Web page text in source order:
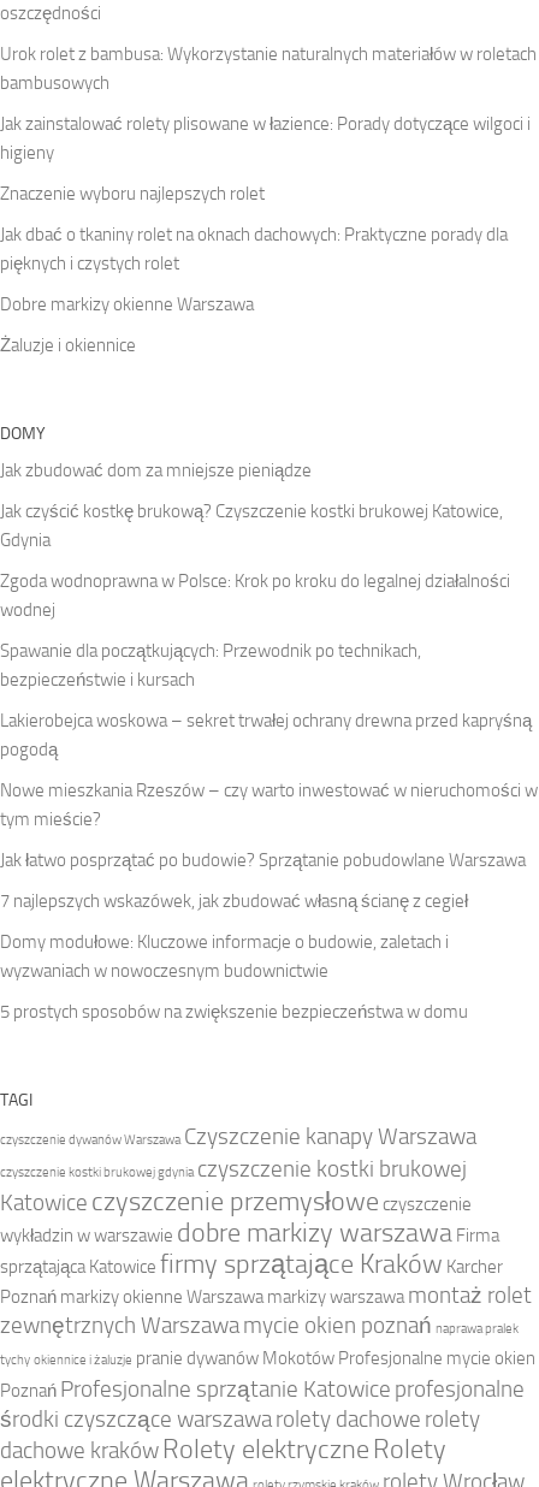
oszczędności
Urok rolet z bambusa: Wykorzystanie naturalnych materiałów w roletach
bambusowych
Jak zainstalować rolety plisowane w łazience: Porady dotyczące wilgoci i
higieny
Znaczenie wyboru najlepszych rolet
Jak dbać o tkaniny rolet na oknach dachowych: Praktyczne porady dla
pięknych i czystych rolet
Dobre markizy okienne Warszawa
Żaluzje i okiennice
DOMY
Jak zbudować dom za mniejsze pieniądze
Jak czyścić kostkę brukową? Czyszczenie kostki brukowej Katowice,
Gdynia
Zgoda wodnoprawna w Polsce: Krok po kroku do legalnej działalności
wodnej
Spawanie dla początkujących: Przewodnik po technikach,
bezpieczeństwie i kursach
Lakierobejca woskowa – sekret trwałej ochrany drewna przed kapryśną
pogodą
Nowe mieszkania Rzeszów – czy warto inwestować w nieruchomości w
tym mieście?
Jak łatwo posprzątać po budowie? Sprzątanie pobudowlane Warszawa
7 najlepszych wskazówek, jak zbudować własną ścianę z cegieł
Domy modułowe: Kluczowe informacje o budowie, zaletach i
wyzwaniach w nowoczesnym budownictwie
5 prostych sposobów na zwiększenie bezpieczeństwa w domu
TAGI
czyszczenie dywanów Warszawa Czyszczenie kanapy Warszawa
czyszczenie kostki brukowej gdynia czyszczenie kostki brukowej
Katowice czyszczenie przemysłowe czyszczenie
wykładzin w warszawie dobre markizy warszawa Firma
sprzątająca Katowice firmy sprzątające Kraków Karcher
Poznań markizy okienne Warszawa markizy warszawa montaż rolet
zewnętrznych Warszawamycie okien poznań naprawa pralek
tychy okiennice i żaluzje pranie dywanów Mokotów Profesjonalne mycie okien
Poznań Profesjonalne sprzątanie Katowice profesjonalne
środki czyszczące warszawarolety dachowe rolety
dachowe kraków Rolety elektryczne Rolety